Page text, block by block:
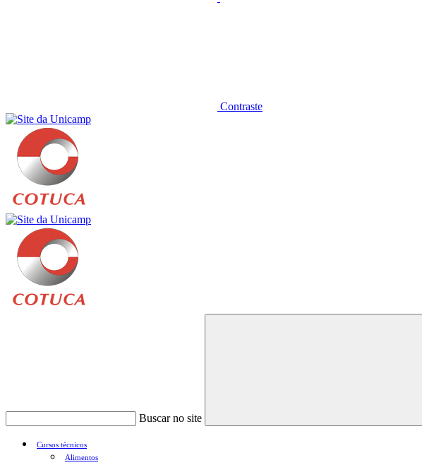
Contraste
Buscar no site
Buscar
Cursos técnicos
Alimentos